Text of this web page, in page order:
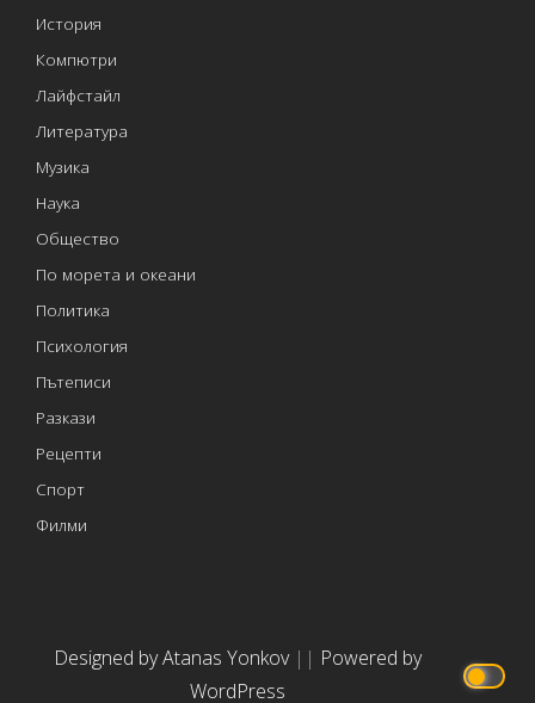
История
Компютри
Лайфстайл
Литература
Музика
Наука
Общество
По морета и океани
Политика
Психология
Пътеписи
Разкази
Рецепти
Спорт
Филми
Designed by Atanas Yonkov || Powered by
WordPress